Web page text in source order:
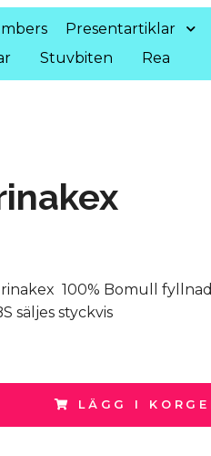
Presentartiklar
Stuvbiten Rea
100% Bomull
säljes styckvis
LÄGG I